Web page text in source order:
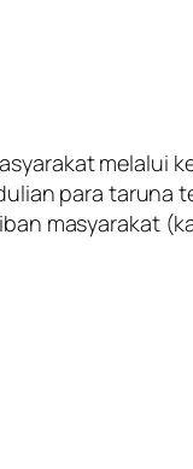
melalui
para taruna
masyarakat